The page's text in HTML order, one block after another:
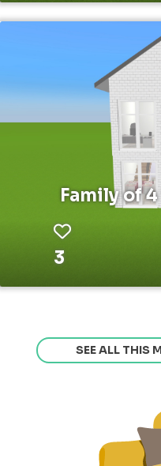
Family of
3
SEE ALL THIS